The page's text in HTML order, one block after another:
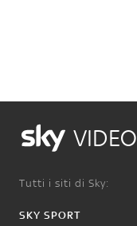
VIDEO
Tutti i siti di Sky:
SKY SPORT